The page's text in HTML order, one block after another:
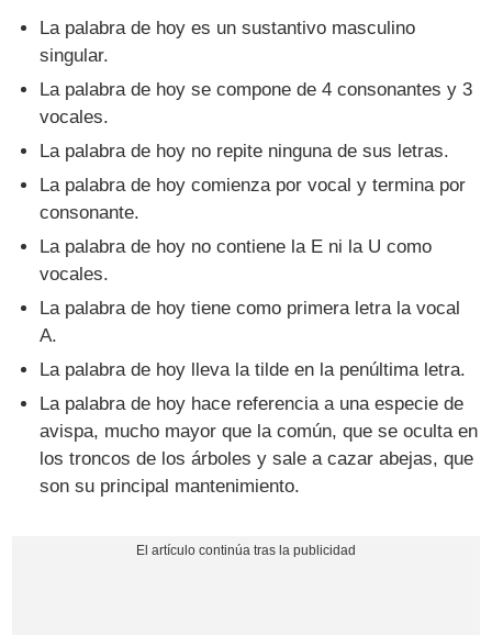
La palabra de hoy es un sustantivo masculino
singular.
La palabra de hoy se compone de 4 consonantes y 3
vocales.
La palabra de hoy no repite ninguna de sus letras.
La palabra de hoy comienza por vocal y termina por
consonante.
La palabra de hoy no contiene la E ni la U como
vocales.
La palabra de hoy tiene como primera letra la vocal
A.
La palabra de hoy lleva la tilde en la penúltima letra.
La palabra de hoy hace referencia a una especie de
avispa, mucho mayor que la común, que se oculta en
los troncos de los árboles y sale a cazar abejas, que
son su principal mantenimiento.